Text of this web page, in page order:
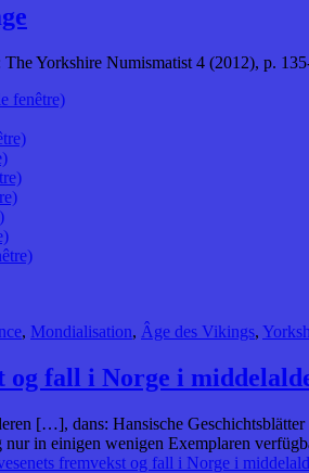
Yorkshire Numismatist 4 (2012), p.
fenêtre)
, Mondialisation, Âge des Vikings,
og fall i Norge i
[…], dans: Hansische
in einigen wenigen Exemplaren
fremvekst og fall i Norge i